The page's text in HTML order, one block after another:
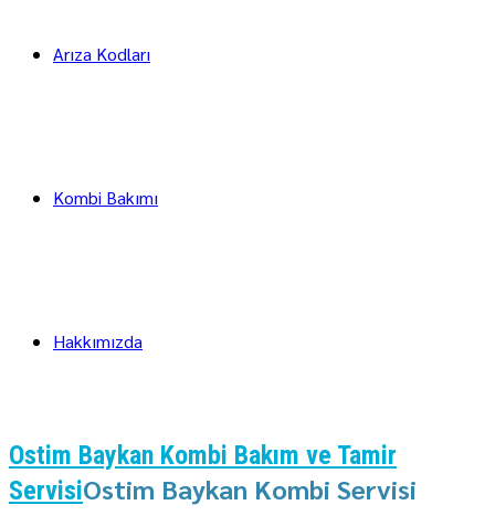
Arıza Kodları
Kombi Bakımı
Hakkımızda
Ostim Baykan Kombi Bakım ve Tamir
ServisiOstim Baykan Kombi Servisi